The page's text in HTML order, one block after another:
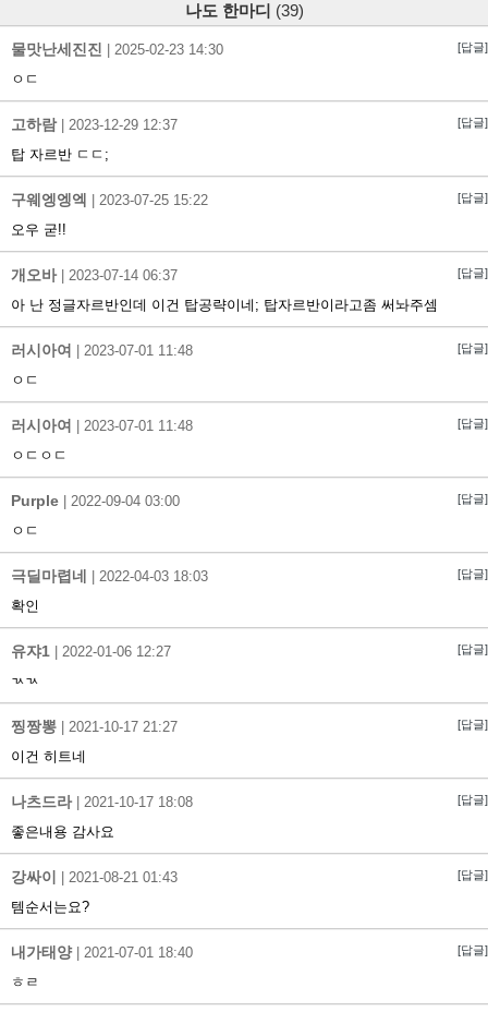
나도 한마디 (39)
물맛난세진진 2025-02-23 14:30 [답글]
ㅇㄷ
고하람| 2023-12-29 12:37 [답글]
탑 자르반 ㄷㄷ;
구웨엥엥엑 2023-07-25 15:22 [답글]
오우 굳!!
개오바| 2023-07-14 06:37 [답글]
아 난 정글자르반인데 이건 탑공략이네; 탑자르반이라고좀 써놔주셈
러시아여 2023-07-01 11:48 [답글]
ㅇㄷ
러시아여 2023-07-01 11:48 [답글]
ㅇㄷㅇㄷ
Purple 2022-09-04 03:00 [답글]
ㅇㄷ
극딜마렵네 2022-04-03 18:03 [답글]
확인
유쟈1 2022-01-06 12:27 [답글]
ㄳㄳ
찡짱뽕 2021-10-17 21:27 [답글]
이건 히트네
나츠드라| 2021-10-17 18:08 [답글]
좋은내용 감사요
강싸이 2021-08-21 01:43 [답글]
템순서는요?
내가태양| 2021-07-01 18:40 [답글]
ㅎㄹ